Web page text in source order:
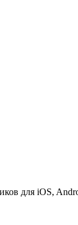
для iOS,